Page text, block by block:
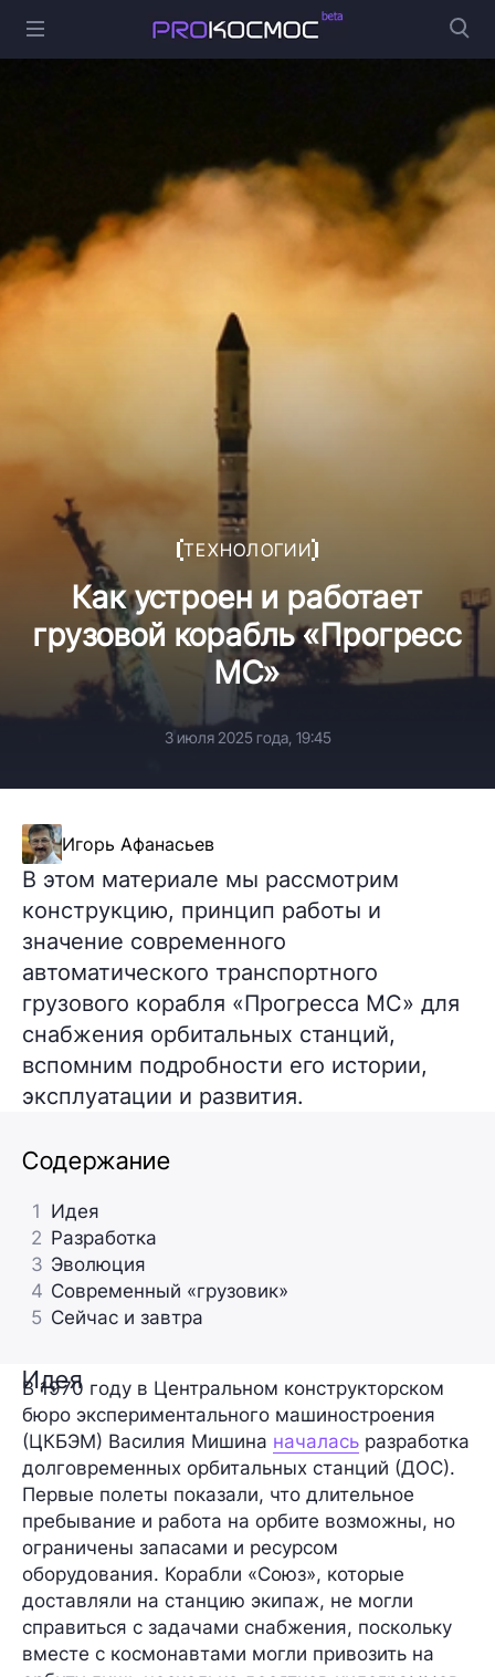
ТЕХНОЛОГИИ
Как устроен и работает
грузовой корабль «Прогресс
МС»
3 июля 2025 года, 19:45
Игорь Афанасьев
В этом материале мы рассмотрим
конструкцию, принцип работы и
значение современного
автоматического транспортного
грузового корабля «Прогресса МС» для
снабжения орбитальных станций,
вспомним подробности его истории,
эксплуатации и развития.
Содержание
1 Идея
2 Разработка
3 Эволюция
4 Современный «грузовик»
5 Сейчас и завтра
Идея
В 1970 году в Центральном конструкторском
бюро экспериментального машиностроения
(ЦКБЭМ) Василия Мишина началась разработка
долговременных орбитальных станций (ДОС).
Первые полеты показали, что длительное
пребывание и работа на орбите возможны, но
ограничены запасами и ресурсом
оборудования. Корабли «Союз», которые
доставляли на станцию экипаж, не могли
справиться с задачами снабжения, поскольку
вместе с космонавтами могли привозить на